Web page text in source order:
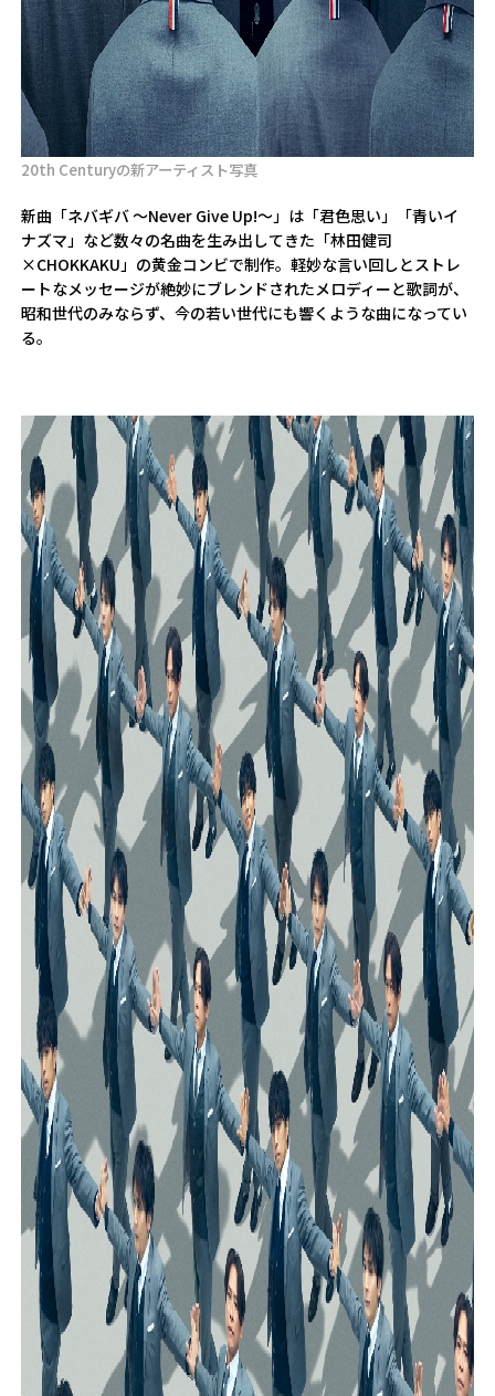
20th Centuryの新アーティスト写真
新曲「ネバギバ ～Never Give Up!～」は「君色思い」「青いイ
ナズマ」など数々の名曲を生み出してきた「林田健司
×CHOKKAKU」の黄金コンビで制作。軽妙な言い回しとストレ
ートなメッセージが絶妙にブレンドされたメロディーと歌詞が、
昭和世代のみならず、今の若い世代にも響くような曲になってい
る。